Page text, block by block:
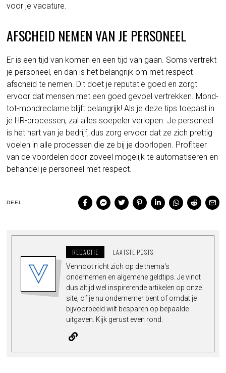
voor je vacature.
AFSCHEID NEMEN VAN JE PERSONEEL
Er is een tijd van komen en een tijd van gaan. Soms vertrekt
je personeel, en dan is het belangrijk om met respect
afscheid te nemen. Dit doet je reputatie goed en zorgt
ervoor dat mensen met een goed gevoel vertrekken. Mond-
tot-mondreclame blijft belangrijk! Als je deze tips toepast in
je HR-processen, zal alles soepeler verlopen. Je personeel
is het hart van je bedrijf, dus zorg ervoor dat ze zich prettig
voelen in alle processen die ze bij je doorlopen. Profiteer
van de voordelen door zoveel mogelijk te automatiseren en
behandel je personeel met respect.
DEEL
REDACTIE LAATSTE POSTS
Vennoot richt zich op de thema's
ondernemen en algemene geldtips. Je vindt
dus altijd wel inspirerende artikelen op onze
site, of je nu ondernemer bent of omdat je
bijvoorbeeld wilt besparen op bepaalde
uitgaven. Kijk gerust even rond.